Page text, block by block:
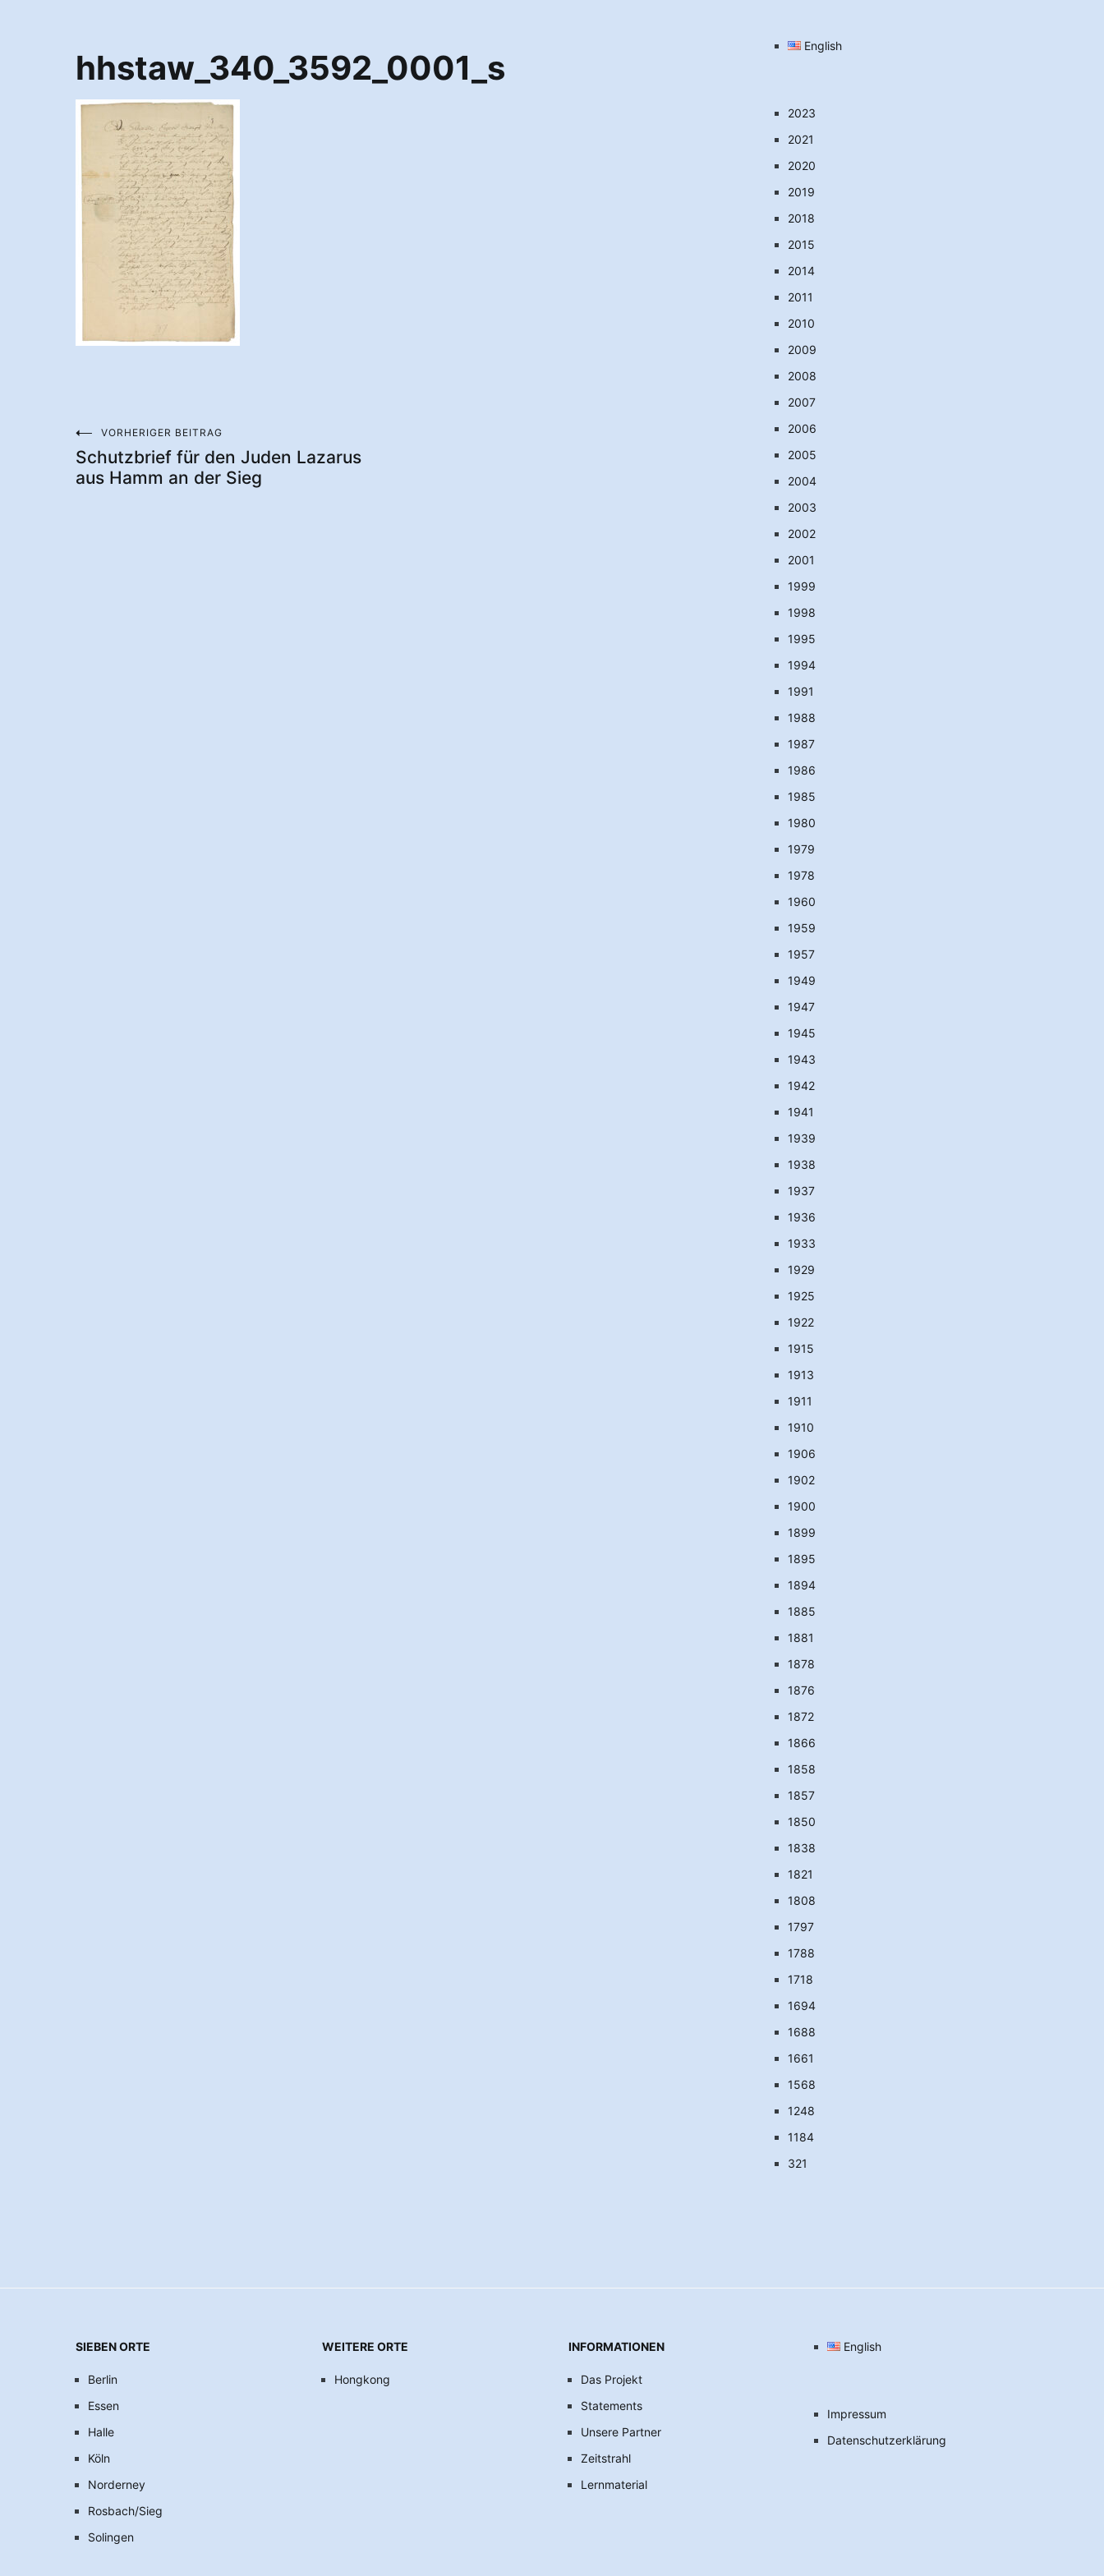
hhstaw_340_3592_0001_s
Beitragsnavigation
VORHERIGER BEITRAG
Schutzbrief für den Juden Lazarus
aus Hamm an der Sieg
English
2023
2021
2020
2019
2018
2015
2014
2011
2010
2009
2008
2007
2006
2005
2004
2003
2002
2001
1999
1998
1995
1994
1991
1988
1987
1986
1985
1980
1979
1978
1960
1959
1957
1949
1947
1945
1943
1942
1941
1939
1938
1937
1936
1933
1929
1925
1922
1915
1913
1911
1910
1906
1902
1900
1899
1895
1894
1885
1881
1878
1876
1872
1866
1858
1857
1850
1838
1821
1808
1797
1788
1718
1694
1688
1661
1568
1248
1184
321
SIEBEN ORTE
Berlin
Essen
Halle
Köln
Norderney
Rosbach/Sieg
Solingen
WEITERE ORTE
Hongkong
INFORMATIONEN
Das Projekt
Statements
Unsere Partner
Zeitstrahl
Lernmaterial
English
Impressum
Datenschutzerklärung